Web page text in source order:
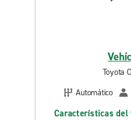
Toyota
Automático
Características del